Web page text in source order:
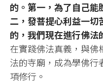
的。第一，為了自己能
二，發菩提心利益一切
的，我們現在進行佛法
在實踐佛法真義，與佛
法的寺廟，成為學佛
項修行。